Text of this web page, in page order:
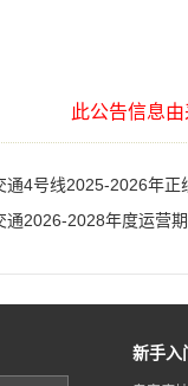
此公告信息
通4号线2025-2026年正
通2026-2028年度运营
新手入